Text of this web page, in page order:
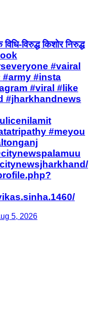
विरुद्ध किशोर निरुद्ध
#vairal
#insta
#viral #like
#jharkhandnews
#meyou
5, 2026